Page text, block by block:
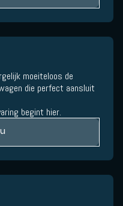
moeiteloos de
die perfect aansluit
begint hier.